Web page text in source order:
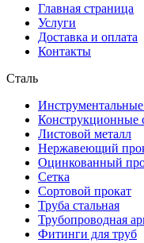
Главная страница
Услуги
Доставка и оплата
Контакты
Сталь
Инструментальные
Конструкционные
Листовой металл
Нержавеющий
Оцинкованный
Сетка
Сортовой прокат
Труба стальная
Трубопроводная
Фитинги для труб